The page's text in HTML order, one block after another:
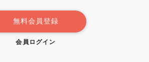
無料会員登録
会員ログイン